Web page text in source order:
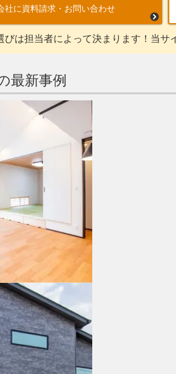
社に資料請求・お問い合わせ
びは担当者によって決まります！当サ
最新事例